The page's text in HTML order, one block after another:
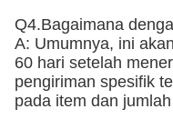
Q4.Bagaimana
A: Umumnya, ini
60 hari setelah
pengiriman spesifik
pada item dan